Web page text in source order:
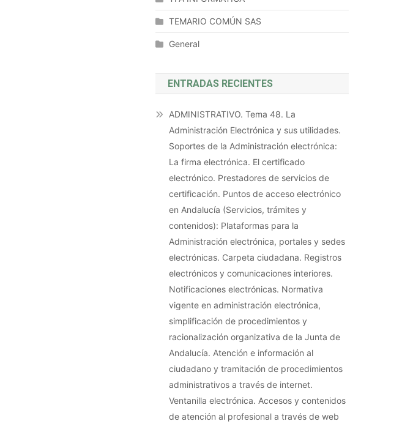
TEMARIO COMÚN SAS
General
ENTRADAS RECIENTES
ADMINISTRATIVO. Tema 48. La
Administración Electrónica y sus utilidades.
Soportes de la Administración electrónica:
La firma electrónica. El certificado
electrónico. Prestadores de servicios de
certificación. Puntos de acceso electrónico
en Andalucía (Servicios, trámites y
contenidos): Plataformas para la
Administración electrónica, portales y sedes
electrónicas. Carpeta ciudadana. Registros
electrónicos y comunicaciones interiores.
Notificaciones electrónicas. Normativa
vigente en administración electrónica,
simplificación de procedimientos y
racionalización organizativa de la Junta de
Andalucía. Atención e información al
ciudadano y tramitación de procedimientos
administrativos a través de internet.
Ventanilla electrónica. Accesos y contenidos
de atención al profesional a través de web